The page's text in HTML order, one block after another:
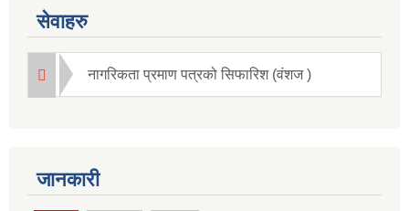
सेवाहरु
नागरिकता प्रमाण पत्रको सिफारिश (वंशज )
जानकारी